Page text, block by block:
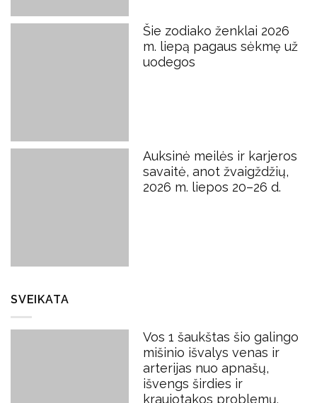
Šie zodiako ženklai 2026
m. liepą pagaus sėkmę už
uodegos
Auksinė meilės ir karjeros
savaitė, anot žvaigždžių,
2026 m. liepos 20–26 d.
SVEIKATA
Vos 1 šaukštas šio galingo
mišinio išvalys venas ir
arterijas nuo apnašų,
išvengs širdies ir
kraujotakos problemų.